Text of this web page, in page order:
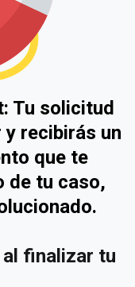
Tu solicitud
y recibirás un
que te
de tu caso,
finalizar tu